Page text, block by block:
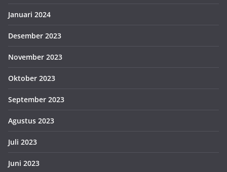
Januari 2024
Desember 2023
November 2023
Oktober 2023
September 2023
Agustus 2023
Juli 2023
Juni 2023